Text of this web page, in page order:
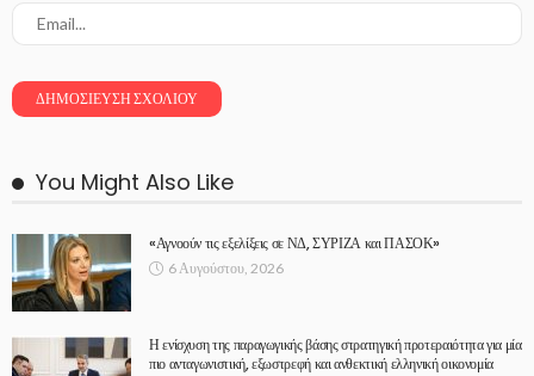
You Might Also Like
«Αγνοούν τις εξελίξεις σε ΝΔ, ΣΥΡΙΖΑ και ΠΑΣΟΚ»
6 Αυγούστου, 2026
Η ενίσχυση της παραγωγικής βάσης στρατηγική προτεραιότητα για μία
πιο ανταγωνιστική, εξωστρεφή και ανθεκτική ελληνική οικονομία